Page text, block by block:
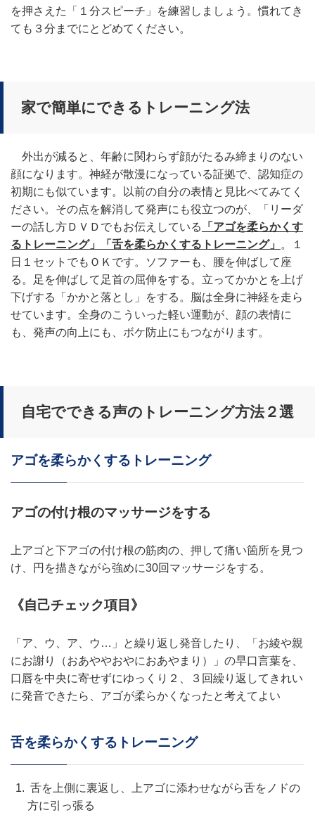
を押さえた「１分スピーチ」を練習しましょう。慣れてき
ても３分までにとどめてください。
家で簡単にできるトレーニング法
外出が減ると、年齢に関わらず顔がたるみ締まりのない
顔になります。神経が散漫になっている証拠で、認知症の
初期にも似ています。以前の自分の表情と見比べてみてく
ださい。その点を解消して発声にも役立つのが、「リーダ
ーの話し方ＤＶＤでもお伝えしている
「アゴを柔らかくす
るトレーニング」「舌を柔らかくするトレーニング」
。１
日１セットでもＯＫです。ソファーも、腰を伸ばして座
る。足を伸ばして足首の屈伸をする。立ってかかとを上げ
下げする「かかと落とし」をする。脳は全身に神経を走ら
せています。全身のこういった軽い運動が、顔の表情に
も、発声の向上にも、ボケ防止にもつながります。
自宅でできる声のトレーニング方法２選
アゴを柔らかくするトレーニング
アゴの付け根のマッサージをする
上アゴと下アゴの付け根の筋肉の、押して痛い箇所を見つ
け、円を描きながら強めに30回マッサージをする。
《自己チェック項目》
「ア、ウ、ア、ウ…」と繰り返し発音したり、「お綾や親
にお謝り（おあややおやにおあやまり）」の早口言葉を、
口唇を中央に寄せずにゆっくり２、３回繰り返してきれい
に発音できたら、アゴが柔らかくなったと考えてよい
舌を柔らかくするトレーニング
舌を上側に裏返し、上アゴに添わせながら舌をノドの
方に引っ張る